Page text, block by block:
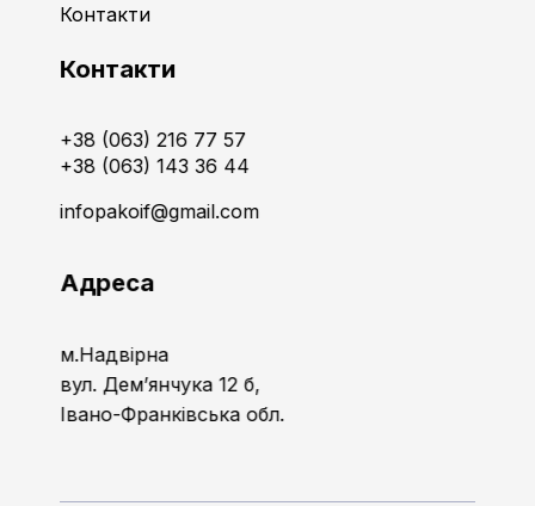
Контакти
Контакти
+38 (063) 216 77 57
+38 (063) 143 36 44
infopakoif@gmail.com
Адреса
м.Надвірна
вул. Дем’янчука 12 б,
Івано-Франківська обл.